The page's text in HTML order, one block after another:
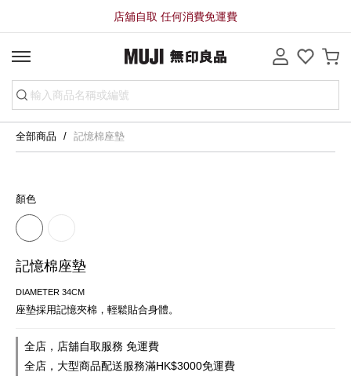
店舖自取 任何消費免運費
全部商品 記憶棉座墊
顏色
記憶棉座墊
DIAMETER 34CM
座墊採用記憶夾棉，輕鬆貼合身體。
全店，店舖自取服務 免運費
全店，大型商品配送服務滿HK$3000免運費